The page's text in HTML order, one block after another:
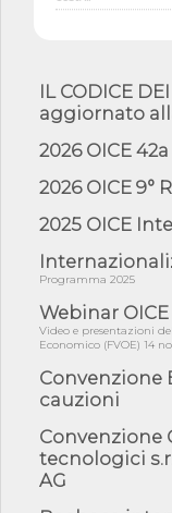
con ...
06/08/26 - DL PA
mate...
06/08/26 - DDL
norme UE in m...
05/08/26 - DL
fiducia...
05/08/26 - Focus
amminist...
2 s...
05/08/26 - SAVE
05/08/26 -
di Reg...
IL CODICE
aggiornato
2026 OICE
2026 OICE
2025 OICE
Programma 2025
Webinar
Video e presentazioni
Economico (FVOE) 14
Convenzione
cauzioni
Convenzione
tecnologici
AG